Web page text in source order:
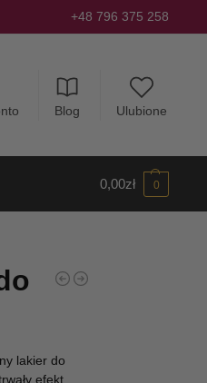
+48 796 375 258
Blog Ulubione
0,00zł 0
lakier do
efekt.